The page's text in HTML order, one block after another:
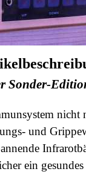
Sonder-
nicht
und
ein